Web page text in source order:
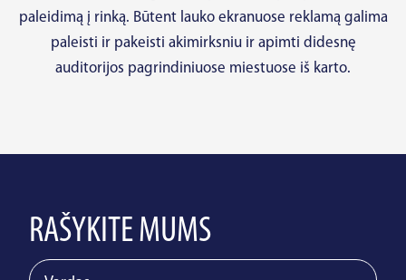
paleidimą į rinką. Būtent lauko ekranuose reklamą galima
paleisti ir pakeisti akimirksniu ir apimti didesnę
auditorijos pagrindiniuose miestuose iš karto.
RAŠYKITE MUMS